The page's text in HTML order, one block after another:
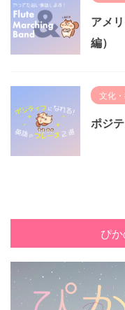
アメ
編）
文化
ポジ
ぴ